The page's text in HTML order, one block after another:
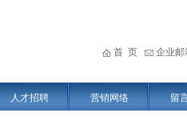
首 页 企业邮
人才招聘 营销网络 留